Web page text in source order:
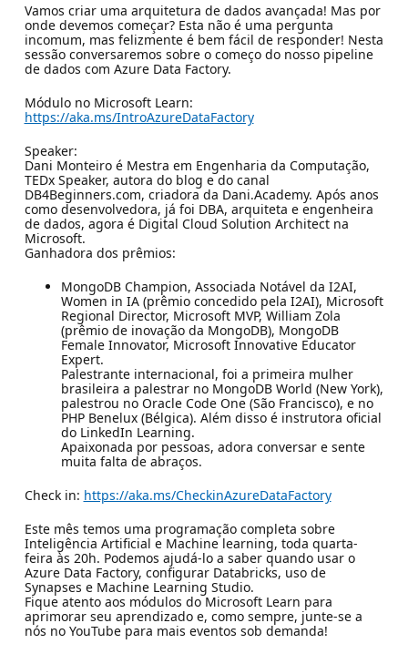
Vamos criar uma arquitetura de dados avançada! Mas por
onde devemos começar? Esta não é uma pergunta
incomum, mas felizmente é bem fácil de responder! Nesta
sessão conversaremos sobre o começo do nosso pipeline
de dados com Azure Data Factory.
Módulo no Microsoft Learn:
https://aka.ms/IntroAzureDataFactory
Speaker:
Dani Monteiro é Mestra em Engenharia da Computação,
TEDx Speaker, autora do blog e do canal
DB4Beginners.com, criadora da Dani.Academy. Após anos
como desenvolvedora, já foi DBA, arquiteta e engenheira
de dados, agora é Digital Cloud Solution Architect na
Microsoft.
Ganhadora dos prêmios:
MongoDB Champion, Associada Notável da I2AI,
Women in IA (prêmio concedido pela I2AI), Microsoft
Regional Director, Microsoft MVP, William Zola
(prêmio de inovação da MongoDB), MongoDB
Female Innovator, Microsoft Innovative Educator
Expert.
Palestrante internacional, foi a primeira mulher
brasileira a palestrar no MongoDB World (New York),
palestrou no Oracle Code One (São Francisco), e no
PHP Benelux (Bélgica). Além disso é instrutora oficial
do LinkedIn Learning.
Apaixonada por pessoas, adora conversar e sente
muita falta de abraços.
Check in: https://aka.ms/CheckinAzureDataFactory
Este mês temos uma programação completa sobre
Inteligência Artificial e Machine learning, toda quarta-
feira às 20h. Podemos ajudá-lo a saber quando usar o
Azure Data Factory, configurar Databricks, uso de
Synapses e Machine Learning Studio.
Fique atento aos módulos do Microsoft Learn para
aprimorar seu aprendizado e, como sempre, junte-se a
nós no YouTube para mais eventos sob demanda!